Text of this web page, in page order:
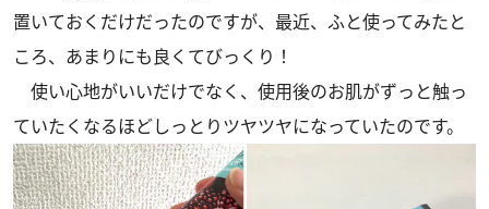
置いておくだけだったのですが、最近、ふと使ってみたと
ころ、あまりにも良くてびっくり！
使い心地がいいだけでなく、使用後のお肌がずっと触っ
ていたくなるほどしっとりツヤツヤになっていたのです。